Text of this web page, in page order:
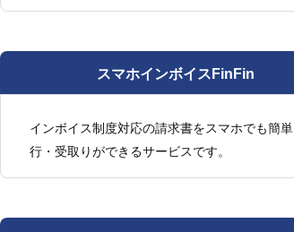
スマホインボイスFinFin
インボイス制度対応の請求書をスマホでも簡
行・受取りができるサービスです。